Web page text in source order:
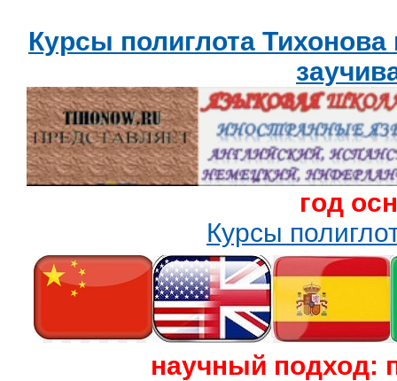
Курсы полиглота
год
Курсы
научный подход: